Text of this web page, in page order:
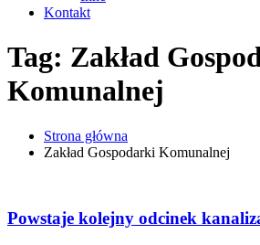
Kontakt
Tag: Zakład
Komunalnej
Strona główna
Zakład Gospodarki Komunalnej
Powstaje kolejny odcinek